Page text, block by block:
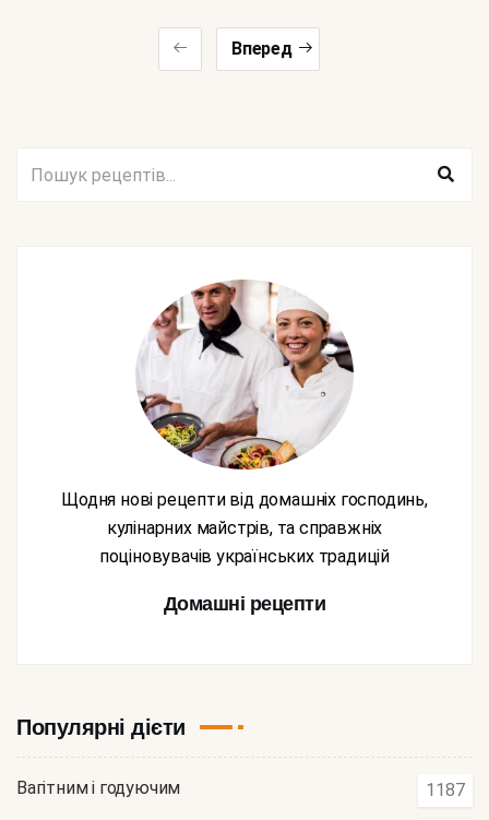
Вперед
Щодня нові рецепти від домашніх господинь,
кулінарних майстрів, та справжніх
поціновувачів українських традицій
Домашні рецепти
Популярні дієти
Вагітним і годуючим 1187